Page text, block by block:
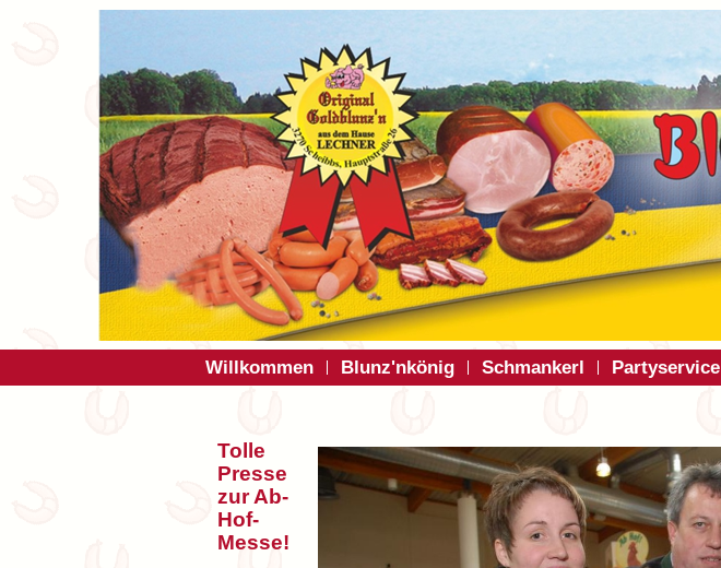
Willkommen Blunz'nkönig Schmankerl Partyservice
Tolle
Presse
zur Ab-
Hof-
Messe!